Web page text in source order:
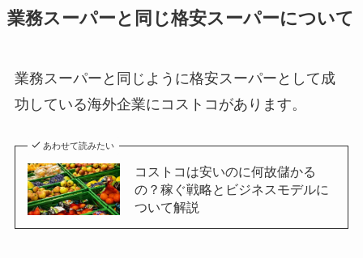
業務スーパーと同じ格安スーパーについて
業務スーパーと同じように格安スーパーとして成
功している海外企業にコストコがあります。
あわせて読みたい
コストコは安いのに何故儲かる
の？稼ぐ戦略とビジネスモデルに
ついて解説